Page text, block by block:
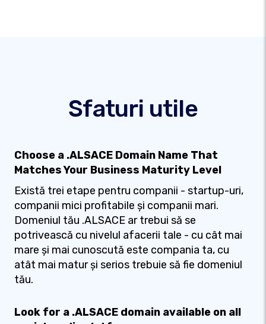
Sfaturi utile
Choose a .ALSACE Domain Name That
Matches Your Business Maturity Level
Există trei etape pentru companii - startup-uri,
companii mici profitabile și companii mari.
Domeniul tău .ALSACE ar trebui să se
potrivească cu nivelul afacerii tale - cu cât mai
mare și mai cunoscută este compania ta, cu
atât mai matur și serios trebuie să fie domeniul
tău.
Look for a .ALSACE domain available on all